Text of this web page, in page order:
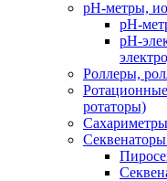
рН-метры,
рН-
рН-
Роллеры,
ротаторы)
Сахариметры